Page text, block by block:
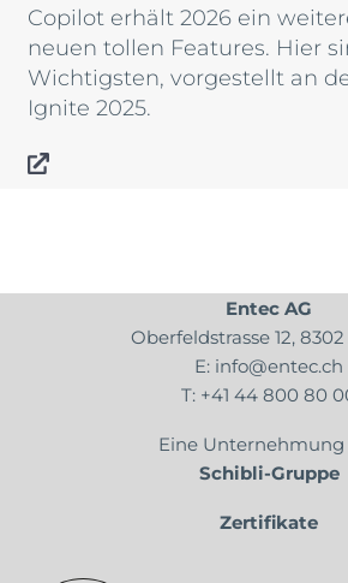
Copilot erhält 2026 ein
neuen tollen Features. Hier
Wichtigsten, vorgestellt an
Ignite 2025.
Entec AG
Oberfeldstrasse 12,
E: info@entec.ch
T: +41 44 800 80
Eine
Schibli-Gruppe
Zertifikate